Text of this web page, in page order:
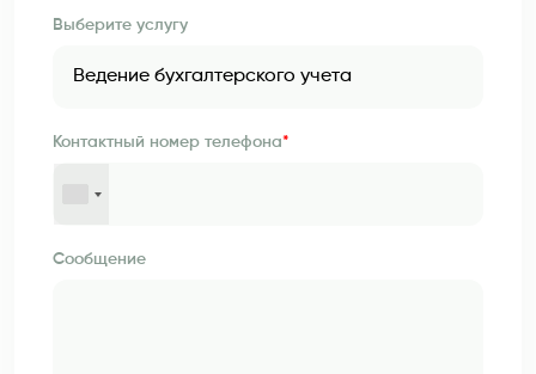
Выберите услугу
Контактный номер телефона*
Сообщение